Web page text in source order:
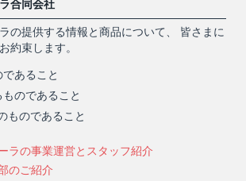
合同会社
の提供する情報と商品について、 皆さまに
約束します。
あること
ものであること
ものであること
ラの事業運営とスタッフ紹介
のご紹介